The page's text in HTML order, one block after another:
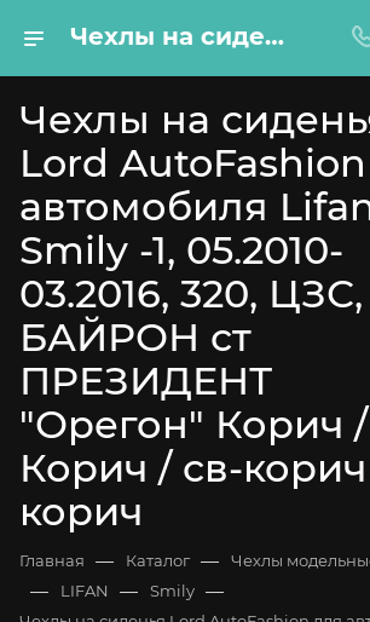
Чехлы на сиденья Lord AutoFashion для автомобиля Lifan Smily -1, 05.2010-03.2016, 320, ЦЗС, 2Г БАЙРОН ст ПРЕЗИДЕНТ "Орегон" Корич / Корич / св-корич / св-корич
Чехлы на
Lord
автомобиля
Smily -1, 05.2010-
03.2016, 320,
БАЙРОН ст
ПРЕЗИДЕНТ
"Орегон" Корич /
Корич / св-
корич
Главная — Каталог — Чехлы
— LIFAN — Smily —